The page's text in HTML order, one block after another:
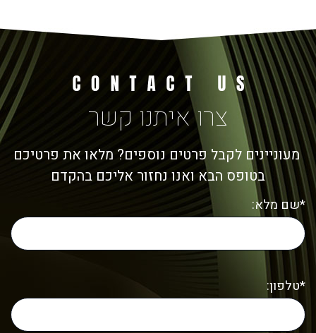
צרו איתנו קשר
מעוניינים לקבל פרטים נוספים? מלאו את פרטיכם
בטופס הבא ואנו נחזור אליכם בהקדם
*שם מלא:
*טלפון: